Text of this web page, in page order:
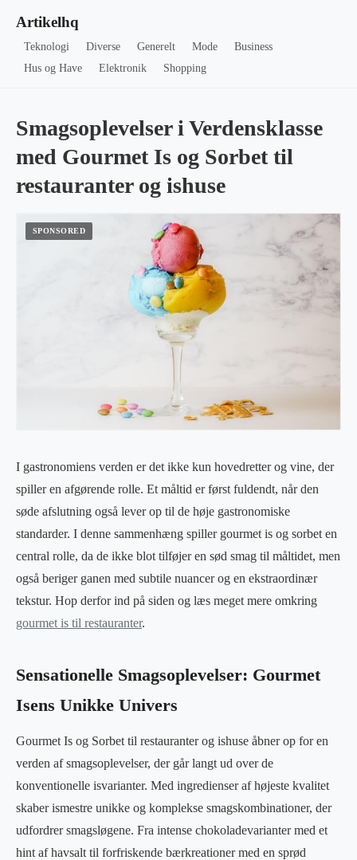
Artikelhq
Teknologi Diverse Generelt Mode
Business
Hus og Have
Elektronik Shopping
Smagsoplevelser i Verdensklasse
med Gourmet Is og Sorbet til
restauranter og ishuse
I gastronomiens verden er det ikke kun hovedretter og vine, der
spiller en afgørende rolle. Et måltid er først fuldendt, når den
søde afslutning også lever op til de høje gastronomiske
standarder. I denne sammenhæng spiller gourmet is og sorbet en
central rolle, da de ikke blot tilføjer en sød smag til måltidet, men
også beriger ganen med subtile nuancer og en ekstraordinær
tekstur. Hop derfor ind på siden og læs meget mere omkring
gourmet is til restauranter.
Sensationelle Smagsoplevelser: Gourmet
Isens Unikke Univers
Gourmet Is og Sorbet til restauranter og ishuse åbner op for en
verden af smagsoplevelser, der går langt ud over de
konventionelle isvarianter. Med ingredienser af højeste kvalitet
skaber ismestre unikke og komplekse smagskombinationer, der
udfordrer smagsløgene. Fra intense chokoladevarianter med et
hint af havsalt til forfriskende bærkreationer med en sprød